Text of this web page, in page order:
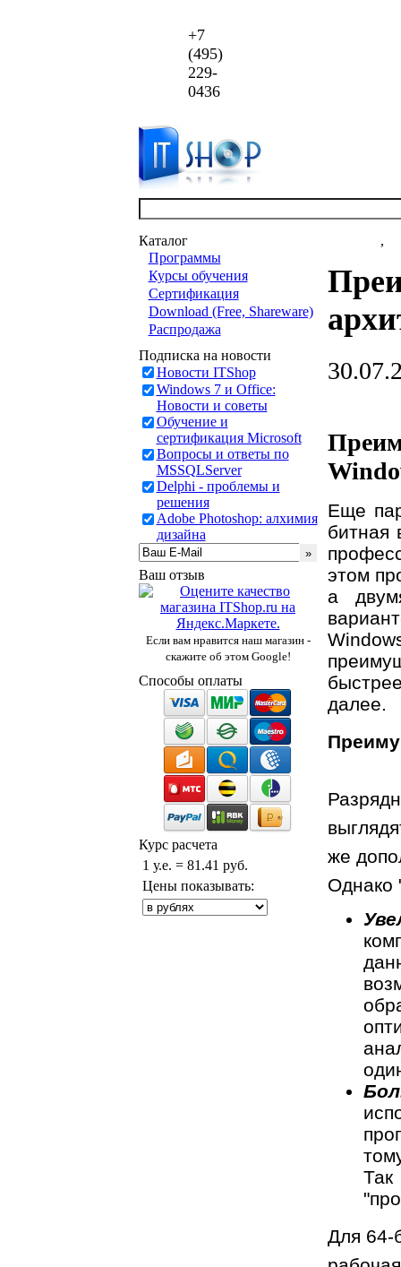
+7
(495)
229-
0436
Каталог
Программы
Курсы обучения
Сертификация
Download (Free, Shareware)
Распродажа
Подписка на новости
Новости ITShop
Windows 7 и Office:
Новости и советы
Обучение и
сертификация Microsoft
Вопросы и ответы по
MSSQLServer
Delphi - проблемы и
решения
Adobe Photoshop: алхимия
дизайна
Ваш отзыв
Если вам нравится наш магазин -
скажите об этом Google!
Способы оплаты
Курс расчета
1 у.е. = 81.41 руб.
Цены показывать:
,
Еще
битная
этом
а
далее.
же
Однако
Для 64-